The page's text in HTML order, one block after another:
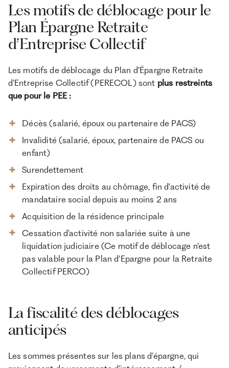
Les motifs de déblocage pour le
Plan Épargne Retraite
d’Entreprise Collectif
Les motifs de déblocage du Plan d'Épargne Retraite
d’Entreprise Collectif (PERECOL) sont plus restreints
que pour le PEE :
Décès (salarié, époux ou partenaire de PACS)
Invalidité (salarié, époux, partenaire de PACS ou
enfant)
Surendettement
Expiration des droits au chômage, fin d'activité de
mandataire social depuis au moins 2 ans
Acquisition de la résidence principale
Cessation d’activité non salariée suite à une
liquidation judiciaire (Ce motif de déblocage n’est
pas valable pour la Plan d'Epargne pour la Retraite
Collectif PERCO)
La fiscalité des déblocages
anticipés
Les sommes présentes sur les plans d’épargne, qui